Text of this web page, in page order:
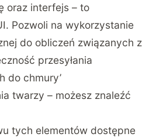
oraz interfejs – to
. Pozwoli na wykorzystanie
do obliczeń związanych z
przesyłania
do chmury’
twarzy – możesz znaleźć
tych elementów dostępne